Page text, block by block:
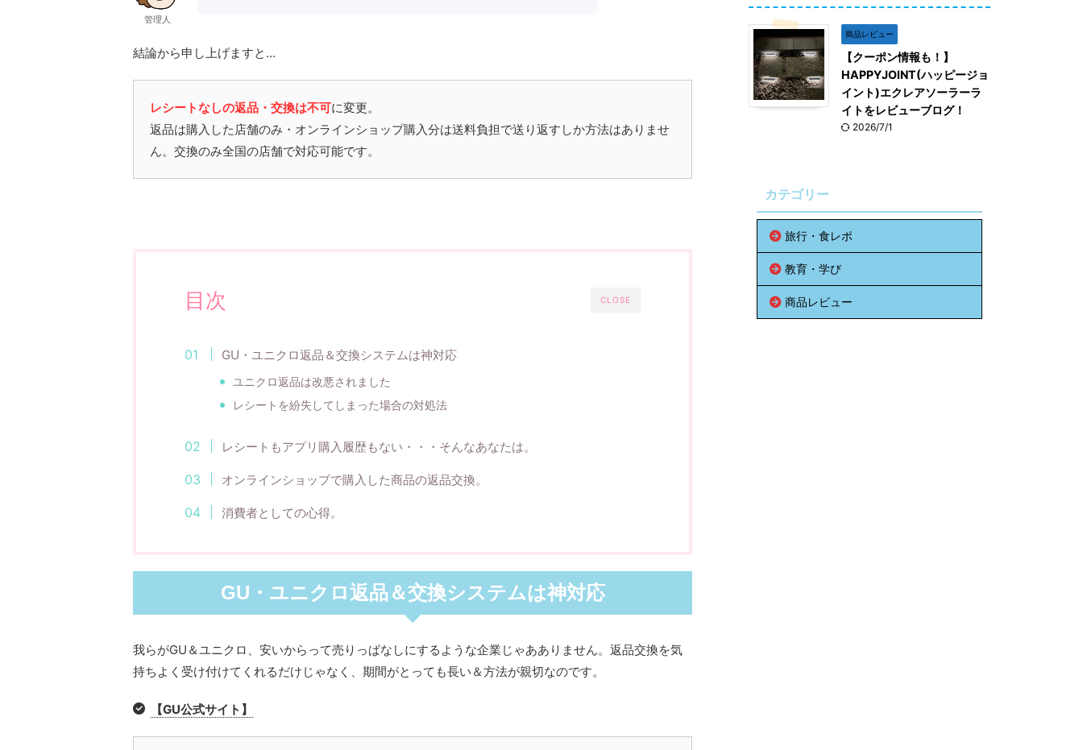
管理人
結論から申し上げますと…
レシートなしの返品・交換は不可に変更。
返品は購入した店舗のみ・オンラインショップ購入分は送料負担で送り返すしか方法はありませ
ん。交換のみ全国の店舗で対応可能です。
CLOSE
目次
GU・ユニクロ返品＆交換システムは神対応
ユニクロ返品は改悪されました
レシートを紛失してしまった場合の対処法
レシートもアプリ購入履歴もない・・・そんなあなたは。
オンラインショップで購入した商品の返品交換。
消費者としての心得。
GU・ユニクロ返品＆交換システムは神対応
我らがGU＆ユニクロ、安いからって売りっぱなしにするような企業じゃあありません。返品交換を気
持ちよく受け付けてくれるだけじゃなく、期間がとっても長い＆方法が親切なのです。
【GU公式サイト】
商品レビュー
【クーポン情報も！】
HAPPYJOINT(ハッピージョ
イント)エクレアソーラーラ
イトをレビューブログ！
2026/7/1
カテゴリー
旅行・食レポ
教育・学び
商品レビュー